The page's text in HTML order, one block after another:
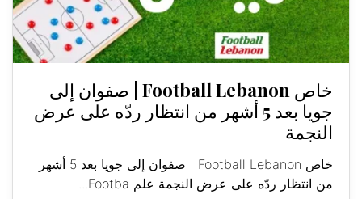
خاص Football Lebanon | صفوان إلى
جويا بعد 5 أشهر من انتظار ردّه على عرض
النجمة
خاص Football Lebanon | صفوان إلى جويا بعد 5 أشهر
من انتظار ردّه على عرض النجمة علم Footba...